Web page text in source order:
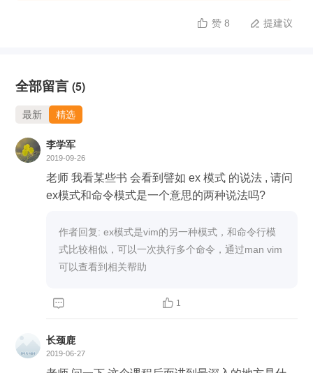
 赞 8  提建议
全部留言 (5)
最新 精选
李学军
2019-09-26
老师 我看某些书 会看到譬如 ex 模式 的说法 , 请问
ex模式和命令模式是一个意思的两种说法吗?
作者回复: ex模式是vim的另一种模式，和命令行模
式比较相似，可以一次执行多个命令，通过man vim
可以查看到相关帮助
  1
长颈鹿
2019-06-27